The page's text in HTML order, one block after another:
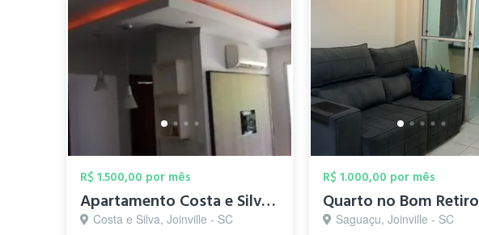
R$ 1.500,00 por mês
Apartamento Costa e Silva - Joinville
Costa e Silva, Joinville - SC
R$ 1.000,00 por mês
Quarto no Bom Retiro
Saguaçu, Joinville - SC